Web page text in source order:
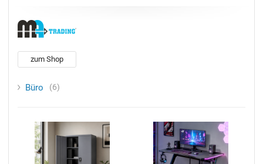
zum Shop
Büro 6